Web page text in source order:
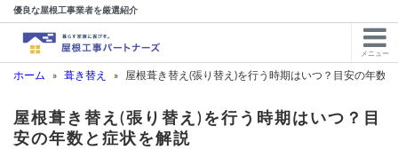
優良な屋根工事業者を厳選紹介
メニュー
ホーム » 葺き替え » 屋根葺き替え(張り替え)を行う時期はいつ？目安の年数
屋根葺き替え(張り替え)を行う時期はいつ？目
安の年数と症状を解説